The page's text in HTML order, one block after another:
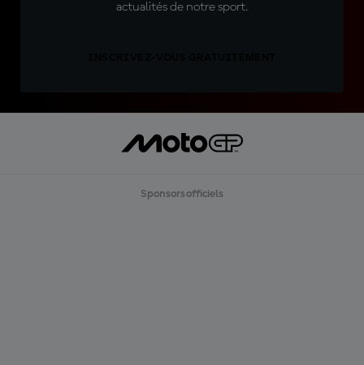
actualités de notre sport.
Sponsors officiels